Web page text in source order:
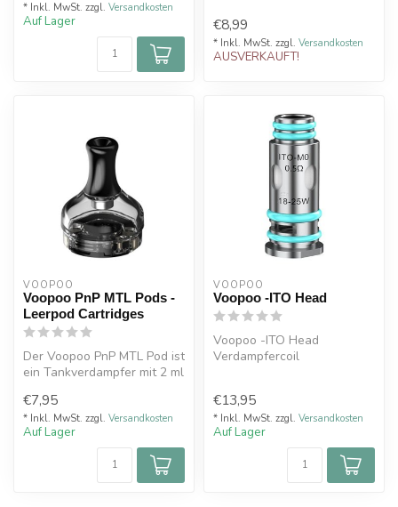
* Inkl. MwSt. zzgl. Versandkosten
Auf Lager €8,99
* Inkl. MwSt. zzgl. Versandkosten
AUSVERKAUFT!
VOOPOO
Voopoo PnP MTL Pods -
Leerpod Cartridges
Der Voopoo PnP MTL Pod ist
ein Tankverdampfer mit 2 ml
€7,95
* Inkl. MwSt. zzgl. Versandkosten
Auf Lager
VOOPOO
Voopoo -ITO Head
Voopoo -ITO Head
Verdampfercoil
€13,95
* Inkl. MwSt. zzgl. Versandkosten
Auf Lager